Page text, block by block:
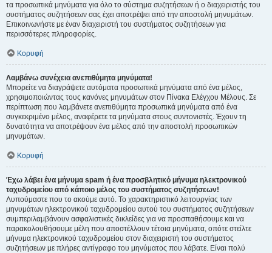
τα προσωπικά μηνύματα για όλο το σύστημα συζητήσεων ή ο διαχειριστής του
συστήματος συζητήσεων σας έχει αποτρέψει από την αποστολή μηνυμάτων.
Επικοινωνήστε με έναν διαχειριστή του συστήματος συζητήσεων για
περισσότερες πληροφορίες.
Κορυφή
Λαμβάνω συνέχεια ανεπιθύμητα μηνύματα!
Μπορείτε να διαγράψετε αυτόματα προσωπικά μηνύματα από ένα μέλος,
χρησιμοποιώντας τους κανόνες μηνυμάτων στον Πίνακα Ελέγχου Μέλους. Σε
περίπτωση που λαμβάνετε ανεπιθύμητα προσωπικά μηνύματα από ένα
συγκεκριμένο μέλος, αναφέρετε τα μηνύματα στους συντονιστές. Έχουν τη
δυνατότητα να αποτρέψουν ένα μέλος από την αποστολή προσωπικών
μηνυμάτων.
Κορυφή
Έχω λάβει ένα μήνυμα spam ή ένα προσβλητικό μήνυμα ηλεκτρονικού
ταχυδρομείου από κάποιο μέλος του συστήματος συζητήσεων!
Λυπούμαστε που το ακούμε αυτό. Το χαρακτηριστικό λειτουργίας των
μηνυμάτων ηλεκτρονικού ταχυδρομείου αυτού του συστήματος συζητήσεων
συμπεριλαμβάνουν ασφαλιστικές δικλείδες για να προσπαθήσουμε και να
παρακολουθήσουμε μέλη που αποστέλλουν τέτοια μηνύματα, οπότε στείλτε
μήνυμα ηλεκτρονικού ταχυδρομείου στον διαχειριστή του συστήματος
συζητήσεων με πλήρες αντίγραφο του μηνύματος που λάβατε. Είναι πολύ